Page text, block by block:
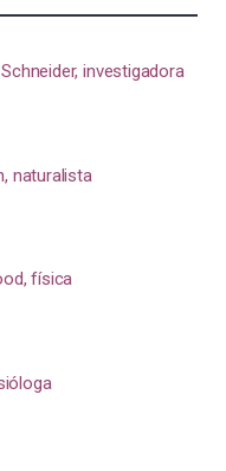
investigadora
naturalista
física